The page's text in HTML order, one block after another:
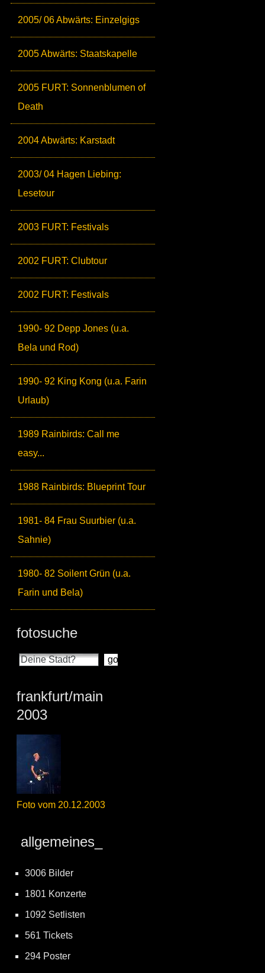
2005/ 06 Abwärts: Einzelgigs
2005 Abwärts: Staatskapelle
2005 FURT: Sonnenblumen of
Death
2004 Abwärts: Karstadt
2003/ 04 Hagen Liebing:
Lesetour
2003 FURT: Festivals
2002 FURT: Clubtour
2002 FURT: Festivals
1990- 92 Depp Jones (u.a.
Bela und Rod)
1990- 92 King Kong (u.a. Farin
Urlaub)
1989 Rainbirds: Call me
easy...
1988 Rainbirds: Blueprint Tour
1981- 84 Frau Suurbier (u.a.
Sahnie)
1980- 82 Soilent Grün (u.a.
Farin und Bela)
fotosuche
frankfurt/main
2003
Foto vom 20.12.2003
allgemeines_
3006 Bilder
1801 Konzerte
1092 Setlisten
561 Tickets
294 Poster